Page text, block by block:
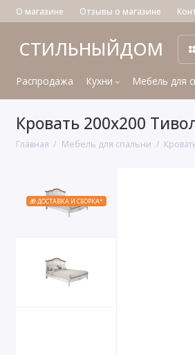
О магазине Отзывы о магазине
СТИЛЬНЫЙДОМ
Распродажа Кухни Мебель для
Кровать 200x200
Главная Мебель для спальни
🎁 ДОСТАВКА И СБОРКА*